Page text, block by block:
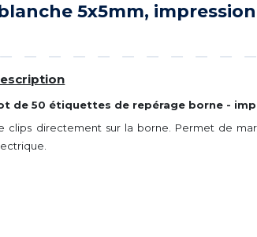
5x5mm, impression
de 50 étiquettes de repérage borne -
clips directement sur la borne. Permet de